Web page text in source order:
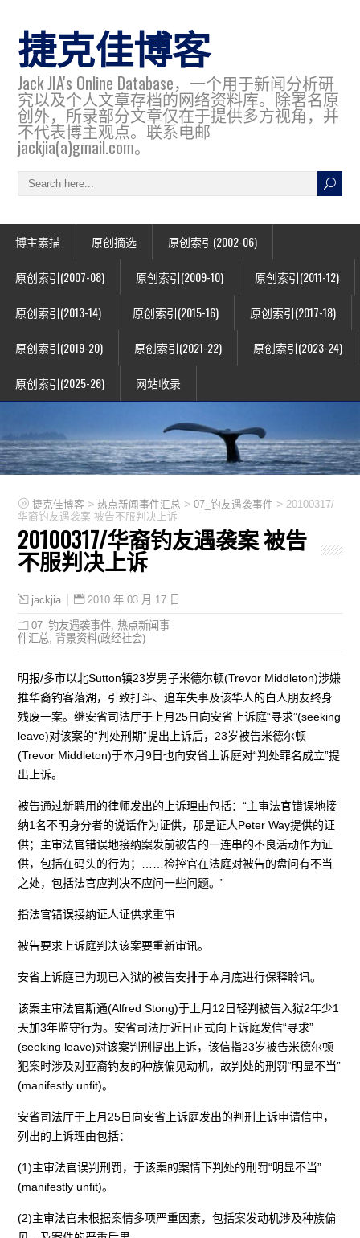
捷克佳博客
Jack JIA's Online Database，一个用于新闻分析研
究以及个人文章存档的网络资料库。除署名原
创外，所录部分文章仅在于提供多方视角，并
不代表博主观点。联系电邮
jackjia(a)gmail.com。
博主素描 原创摘选 原创索引(2002-06)
原创索引(2007-08) 原创索引(2009-10) 原创索引(2011-12)
原创索引(2013-14) 原创索引(2015-16) 原创索引(2017-18)
原创索引(2019-20) 原创索引(2021-22) 原创索引(2023-24)
原创索引(2025-26) 网站收录
捷克佳博客 > 热点新闻事件汇总 >07_钓友遇袭事件 > 20100317/
华裔钓友遇袭案 被告不服判决上诉
20100317/华裔钓友遇袭案 被告
不服判决上诉
jackjia 2010 年 03 月 17 日
07_钓友遇袭事件 ,热点新闻事
件汇总
背景资料(政经社会)
明报/多市以北Sutton镇23岁男子米德尔顿(Trevor Middleton)涉嫌
推华裔钓客落湖，引致打斗、追车失事及该华人的白人朋友终身
残废一案。继安省司法厅于上月25日向安省上诉庭“寻求”(seeking
leave)对该案的“判处刑期”提出上诉后，23岁被告米德尔顿
(Trevor Middleton)于本月9日也向安省上诉庭对“判处罪名成立”提
出上诉。
被告通过新聘用的律师发出的上诉理由包括：“主审法官错误地接
纳1名不明身分者的说话作为证供，那是证人Peter Way提供的证
供；主审法官错误地接纳案发前被告的一连串的不良活动作为证
供，包括在码头的行为；……检控官在法庭对被告的盘问有不当
之处，包括法官应判决不应问一些问题。”
指法官错误接纳证人证供求重审
被告要求上诉庭判决该案要重新审讯。
安省上诉庭已为现已入狱的被告安排于本月底进行保释聆讯。
该案主审法官斯通(Alfred Stong)于上月12日轻判被告入狱2年少1
天加3年监守行为。安省司法厅近日正式向上诉庭发信“寻求”
(seeking leave)对该案判刑提出上诉，该信指23岁被告米德尔顿
犯案时涉及对亚裔钓友的种族偏见动机，故判处的刑罚“明显不当”
(manifestly unfit)。
安省司法厅于上月25日向安省上诉庭发出的判刑上诉申请信中，
列出的上诉理由包括：
(1)主审法官误判刑罚，于该案的案情下判处的刑罚“明显不当”
(manifestly unfit)。
(2)主审法官未根据案情多项严重因素，包括案发动机涉及种族偏